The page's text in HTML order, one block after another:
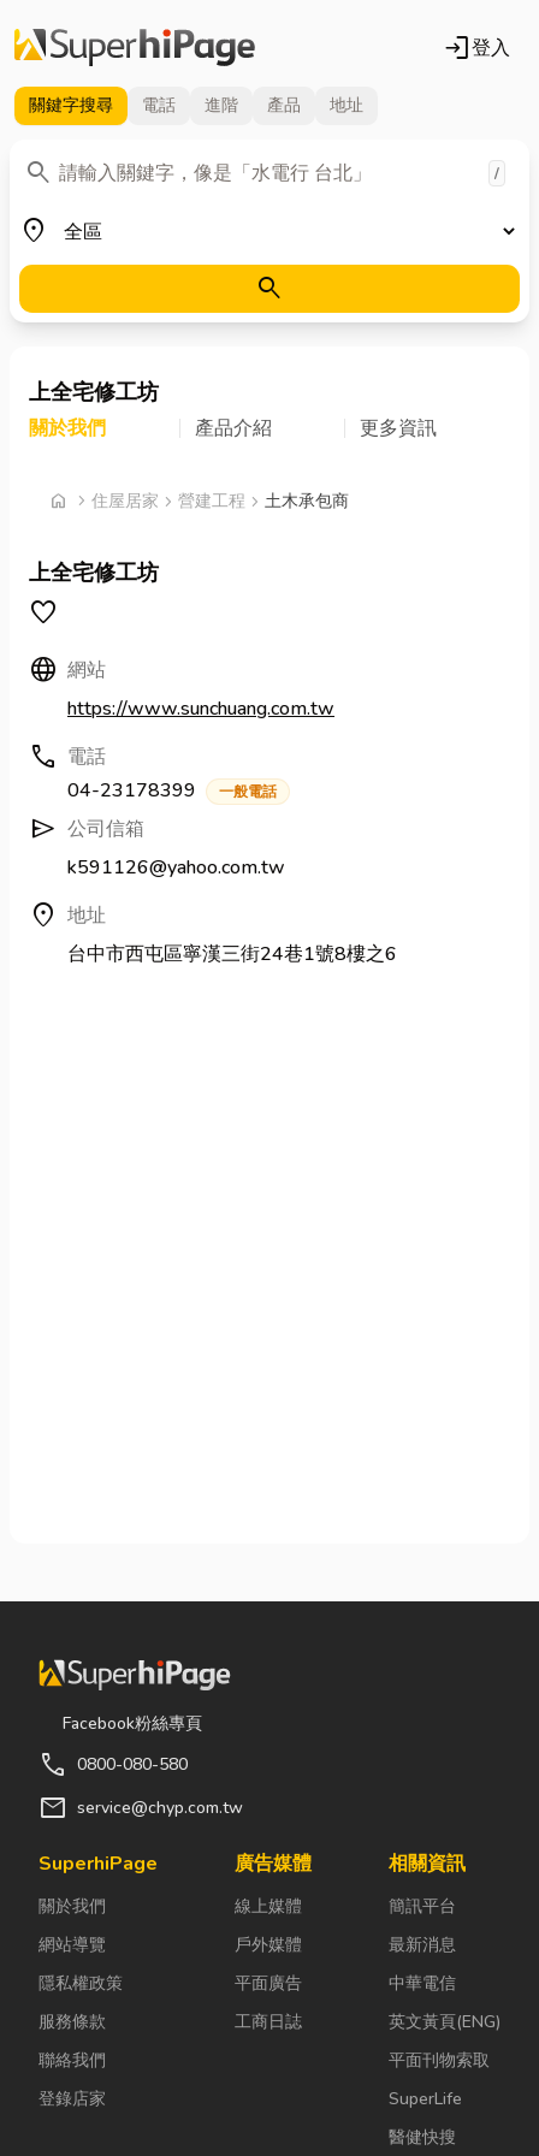
login登入
關鍵字搜尋 電話 進階 產品 地址
search
關鍵字 /
place
地區
search
上全宅修工坊
關於我們 產品介紹 更多資訊
home chevron_right 首頁
住屋居家 chevron_right 營建工程 chevron_right 土木承包商
上全宅修工坊
favorite
Language 網站
https://www.sunchuang.com.tw
call 電話
04-23178399
一般電話
send 公司信箱
k591126@yahoo.com.tw
location_on 地址
台中市西屯區寧漢三街24巷1號8樓之6
Facebook粉絲專頁
call 0800-080-580
mail service@chyp.com.tw
SuperhiPage
關於我們
網站導覽
隱私權政策
服務條款
聯絡我們
登錄店家
廣告媒體
線上媒體
戶外媒體
平面廣告
工商日誌
相關資訊
簡訊平台
最新消息
中華電信
英文黃頁(ENG)
平面刊物索取
SuperLife
醫健快搜